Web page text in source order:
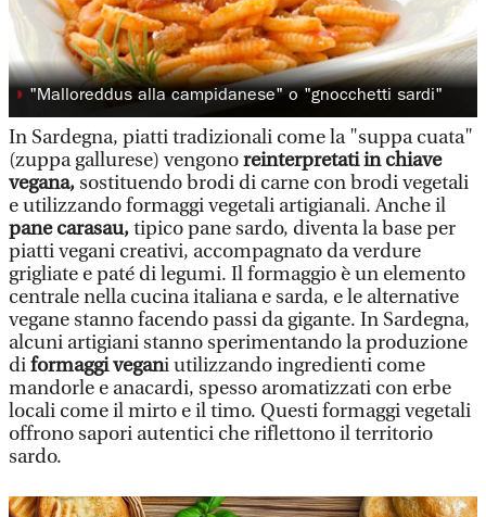
◗ "Malloreddus alla campidanese" o "gnocchetti sardi"
In Sardegna, piatti tradizionali come la "suppa cuata"
(zuppa gallurese) vengonoreinterpretati in chiave
vegana,sostituendo brodi di carne con brodi vegetali
e utilizzando formaggi vegetali artigianali. Anche il
pane carasau,tipico pane sardo, diventa la base per
piatti vegani creativi, accompagnato da verdure
grigliate e paté di legumi. Il formaggio è un elemento
centrale nella cucina italiana e sarda, e le alternative
vegane stanno facendo passi da gigante. In Sardegna,
alcuni artigiani stanno sperimentando la produzione
diformaggi vegani utilizzando ingredienti come
mandorle e anacardi, spesso aromatizzati con erbe
locali come il mirto e il timo. Questi formaggi vegetali
offrono sapori autentici che riflettono il territorio
sardo.